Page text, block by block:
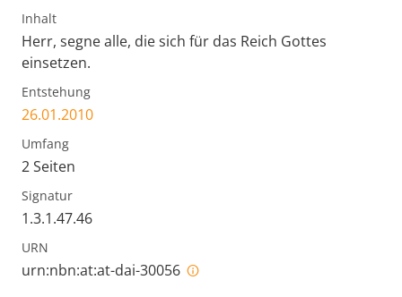
Inhalt
Herr, segne alle, die sich für das Reich Gottes
einsetzen.
Entstehung
26.01.2010
Umfang
2 Seiten
Signatur
1.3.1.47.46
URN
urn:nbn:at:at-dai-30056